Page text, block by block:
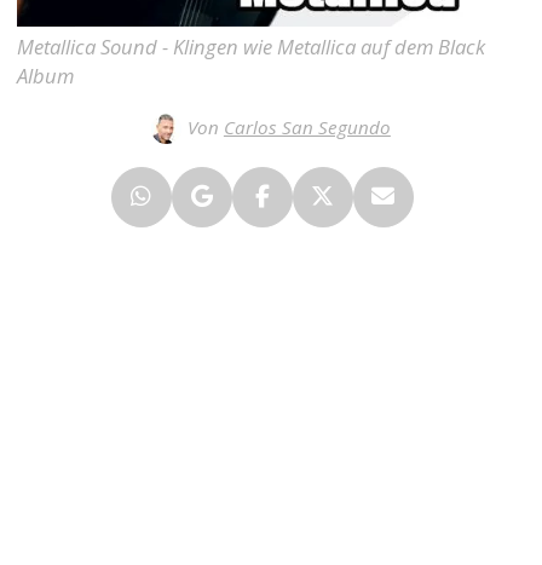
Metallica Sound - Klingen wie Metallica auf dem Black
Album
Von Carlos San Segundo